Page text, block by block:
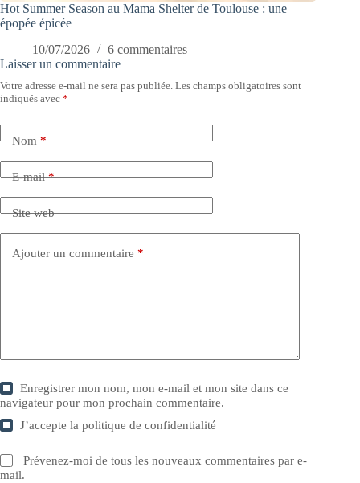
Hot Summer Season au Mama Shelter de Toulouse : une
épopée épicée
10/07/2026
6 commentaires
Laisser un commentaire
Votre adresse e-mail ne sera pas publiée. Les champs obligatoires sont
indiqués avec *
Nom*
E-mail*
Site web
Ajouter un commentaire *
Enregistrer mon nom, mon e-mail et mon site dans ce
navigateur pour mon prochain commentaire.
J’accepte lapolitique de confidentialité
Prévenez-moi de tous les nouveaux commentaires par e-
mail.